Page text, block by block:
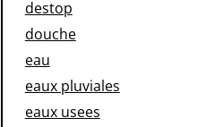
destop
douche
eau
eaux pluviales
eaux usees